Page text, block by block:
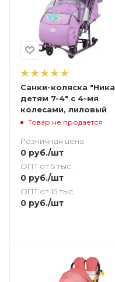
Санки-коляска "Ника
детям 7-4" с 4-мя
колесами, лиловый
Товар не продается
Розничная цена
0 руб./шт
ОПТ от 5 тыс.
0 руб./шт
ОПТ от 15 тыс.
0 руб./шт